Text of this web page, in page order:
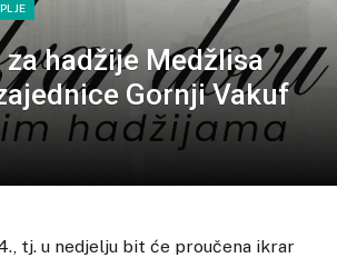
hadžije Medžlisa
Gornji Vakuf
tj. u nedjelju bit će proučena ikrar